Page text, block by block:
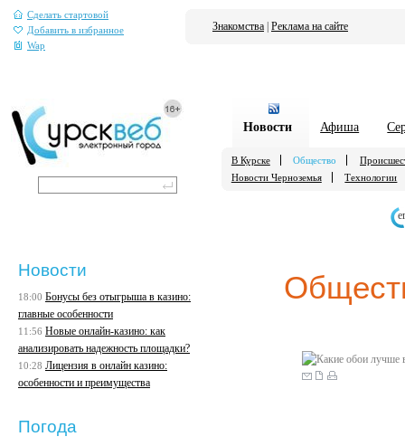
Сделать стартовой
Добавить в избранное
Wap
Знакомства Реклама на сайте
Новости Афиша
В Курске Общество
Новости Черноземья
Технологии
Новости
18:00 Бонусы без отыгрыша в казино:
главные особенности
11:56 Новые онлайн-казино: как
анализировать надежность площадки?
10:28 Лицензия в онлайн казино:
особенности и преимущества
Погода